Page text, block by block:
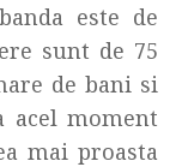
este de
sunt de 75
de bani si
acel moment
mai proasta